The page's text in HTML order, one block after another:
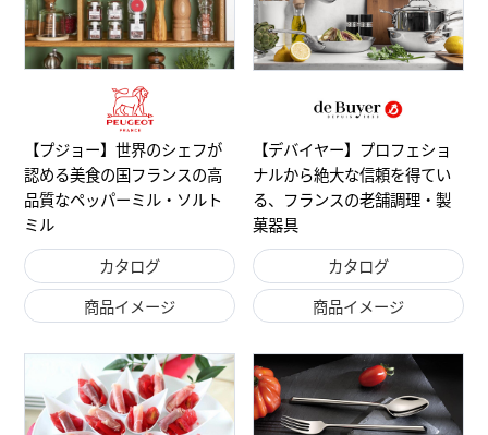
【プジョー】世界のシェフが
認める美食の国フランスの高
品質なペッパーミル・ソルト
ミル
カタログ
商品イメージ
【デバイヤー】プロフェショ
ナルから絶大な信頼を得てい
る、フランスの老舗調理・製
菓器具
カタログ
商品イメージ